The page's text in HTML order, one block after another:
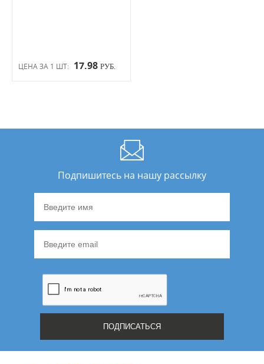
ЦЕНА ЗА 1 ШТ: 17.98 РУБ.
Подпишитесь на нашу рассылку